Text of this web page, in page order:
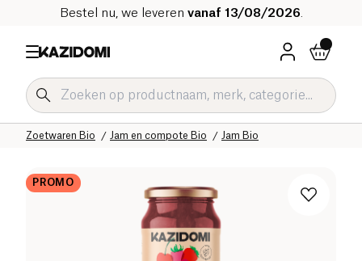
Bestel nu, we leveren vanaf 13/08/2026
Jam Bio
Jam en compote Bio
Zoetwaren Bio
Onze biologische catalogus
Home
PROMO